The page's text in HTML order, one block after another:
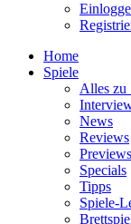
Home
Spiele
Alles zu
News
Reviews
Previews
Specials
Tipps
Spiele-